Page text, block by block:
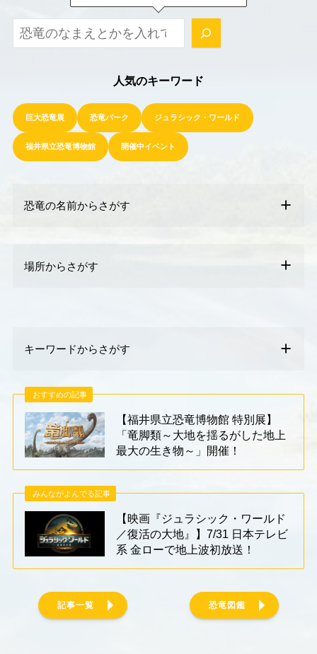
ほかの記事もさがしてみてね！
人気のキーワード
巨大恐竜展 恐竜パーク ジュラシック・ワールド
福井県立恐竜博物館 開催中イベント
恐竜の名前からさがす
場所からさがす
キーワードからさがす
おすすめの記事
【福井県立恐竜博物館 特別展】
「竜脚類～大地を揺るがした地上
最大の生き物～」開催！
みんながよんでる記事
【映画『ジュラシック・ワールド
／復活の大地』】7/31 日本テレビ
系 金ローで地上波初放送！
記事一覧 恐竜図鑑